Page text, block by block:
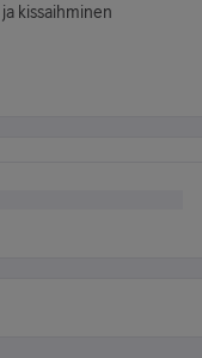
kissaihminen